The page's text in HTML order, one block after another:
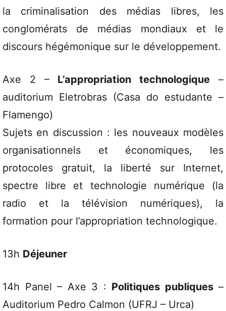
la criminalisation des médias libres, les
conglomérats de médias mondiaux et le
discours hégémonique sur le développement.
Axe 2 – L’appropriation technologique –
auditorium Eletrobras (Casa do estudante –
Flamengo)
Sujets en discussion : les nouveaux modèles
organisationnels et économiques, les
protocoles gratuit, la liberté sur Internet,
spectre libre et technologie numérique (la
radio et la télévision numériques), la
formation pour l’appropriation technologique.
13h Déjeuner
14h Panel – Axe 3 : Politiques publiques–
Auditorium Pedro Calmon (UFRJ – Urca)